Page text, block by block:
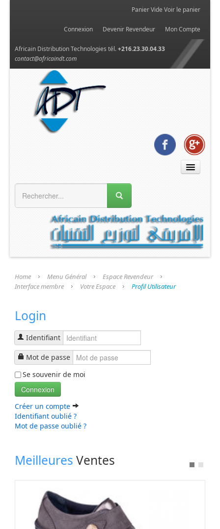
Panier Vide Voir le panier
Connexion Devenir Revendeur Mon Compte
Africain Distribution Technologies tél.+216.23.30.04.33
contact@africaindt.com
MENU GÉNÉRAL
Présentation
Nos Produits
Nos Fournisseurs
Espace Revendeur
Interface membre
Identification
Formulaire d'inscription
Profil Utilisateur
Recherche
Boutique en Ligne
Home Menu Général
Espace Revendeur
Interface membre
Votre Espace Profil Utilisateur
Login
Identifiant
Mot de passe
Se souvenir de moi
Connexion
Créer un compte
Identifiant oublié ?
Mot de passe oublié ?
Meilleures Ventes